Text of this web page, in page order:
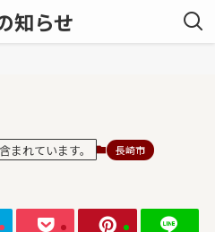
知らせ
まれています。 長崎市